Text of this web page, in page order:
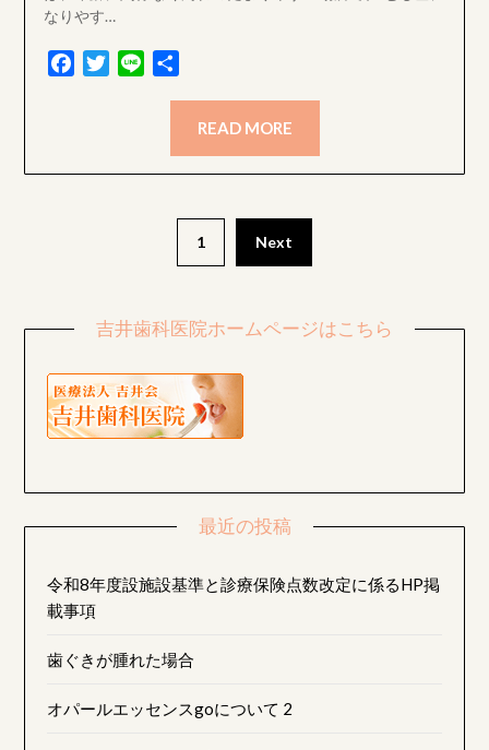
なりやす…
FacebookTwitter
Line
READ MORE
ゲ
ー
ョ
1 Next
吉井歯科医院ホームページはこちら
最近の投稿
令和8年度設施設基準と診療保険点数改定に係るHP掲
載事項
歯ぐきが腫れた場合
オパールエッセンスgoについて 2